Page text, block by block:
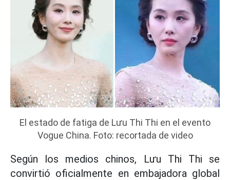
El estado de fatiga de Lưu Thi Thi en el evento
Vogue China. Foto: recortada de video
Según los medios chinos, Lưu Thi Thi se
convirtió oficialmente en embajadora global